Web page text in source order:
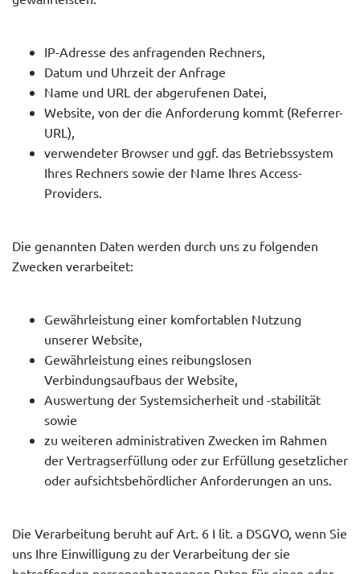
IP-Adresse des anfragenden Rechners,
Datum und Uhrzeit der Anfrage
Name und URL der abgerufenen Datei,
Website, von der die Anforderung kommt (Referrer-
URL),
verwendeter Browser und ggf. das Betriebssystem
Ihres Rechners sowie der Name Ihres Access-
Providers.
Die genannten Daten werden durch uns zu folgenden
Zwecken verarbeitet:
Gewährleistung einer komfortablen Nutzung
unserer Website,
Gewährleistung eines reibungslosen
Verbindungsaufbaus der Website,
Auswertung der Systemsicherheit und -stabilität
sowie
zu weiteren administrativen Zwecken im Rahmen
der Vertragserfüllung oder zur Erfüllung gesetzlicher
oder aufsichtsbehördlicher Anforderungen an uns.
Die Verarbeitung beruht auf Art. 6 I lit. a DSGVO, wenn Sie
uns Ihre Einwilligung zu der Verarbeitung der sie